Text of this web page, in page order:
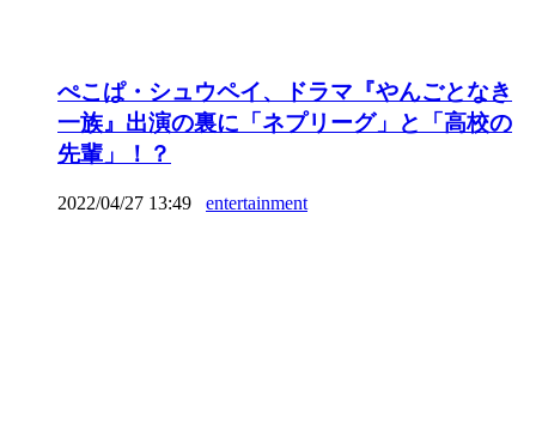
ぺこぱ・シュウペイ、ドラマ『やんごとなき
一族』出演の裏に「ネプリーグ」と「高校の
先輩」！？
2022/04/27 13:49 entertainment